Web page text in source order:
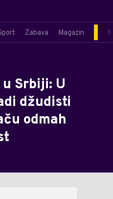
Zabava Magazin
Srbiji: U
džudisti
odmah